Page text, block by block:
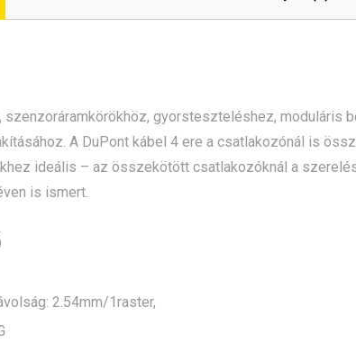
szenzoráramkörökhöz, gyorsteszteléshez,
A DuPont kábel 4 ere a csatlakozónál is
ideális – az összekötött csatlakozóknál a
is ismert.
2.54mm/1raster,